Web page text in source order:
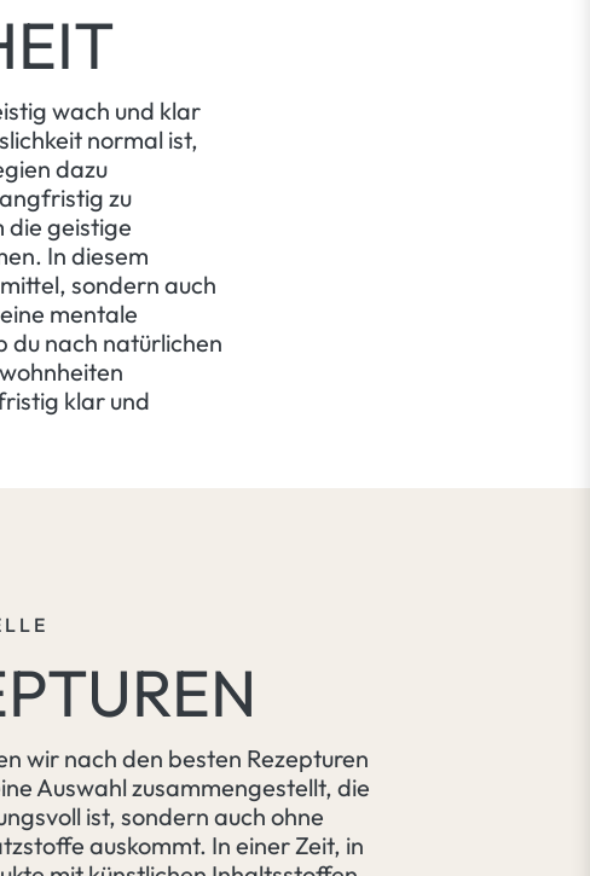
wach und klar
normal ist,
dazu
zu
die geistige
In diesem
sondern auch
mentale
du nach natürlichen
klar und
wir nach den besten Rezepturen
Auswahl zusammengestellt, die
ist, sondern auch ohne
auskommt. In einer Zeit, in